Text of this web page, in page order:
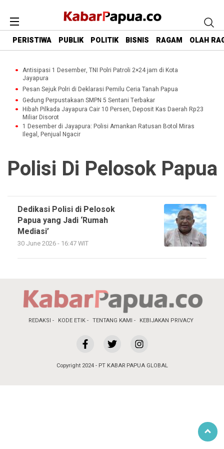
PERISTIWA PUBLIK POLITIK BISNIS RAGAM OLAH
Antisipasi 1 Desember, TNI Polri Patroli 2×24 jam di Kota
Jayapura
Pesan Sejuk Polri di Deklarasi Pemilu Ceria Tanah Papua
Gedung Perpustakaan SMPN 5 Sentani Terbakar
Hibah Pilkada Jayapura Cair 10 Persen, Deposit Kas Daerah Rp23
Miliar Disorot
1 Desember di Jayapura: Polisi Amankan Ratusan Botol Miras
Ilegal, Penjual Ngacir
Polisi Di Pelosok Papua
Dedikasi Polisi di Pelosok
Papua yang Jadi ‘Rumah
Mediasi’
30 June 2026 - 16:47 WIT
REDAKSI KODE ETIK TENTANG KAMI KEBIJAKAN PRIVACY
Copyright 2024 - PT KABAR PAPUA GLOBAL